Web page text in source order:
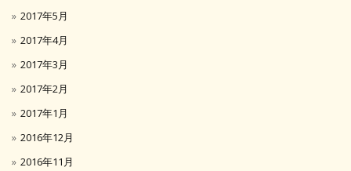
2017年5月
2017年4月
2017年3月
2017年2月
2017年1月
2016年12月
2016年11月